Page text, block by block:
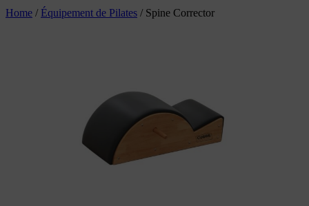
Home / Équipement de Pilates / Spine Corrector